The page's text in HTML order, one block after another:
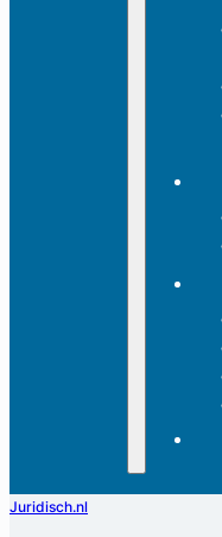
Juridisch.nl